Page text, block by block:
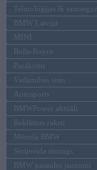
Tehnoloģijas &
BMW Latvijā
MINI
Rolls-Royce
Pasākumi
Vadāmības tests
Autosports
BMWPower aktuāli
Reklāmas raksti
Mēneša BMW
Sērijveida tūnings
BMW pasaules jaunumi